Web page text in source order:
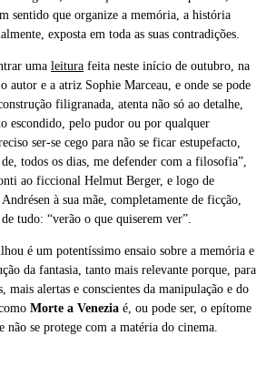
sentido que organize a memória, a história
exposta em toda as suas contradições.
uma leitura feita neste início de outubro, na
autor e a atriz Sophie Marceau, e onde se pode
filigranada, atenta não só ao detalhe,
escondido, pelo pudor ou por qualquer
ser-se cego para não se ficar estupefacto,
de, todos os dias, me defender com a filosofia”,
ao ficcional Helmut Berger, e logo de
à sua mãe, completamente de ficção,
tudo: “verão o que quiserem ver”.
é um potentíssimo ensaio sobre a memória e
da fantasia, tanto mais relevante porque, para
mais alertas e conscientes da manipulação e do
Morte a Venezia é, ou pode ser, o epítome
não se protege com a matéria do cinema.